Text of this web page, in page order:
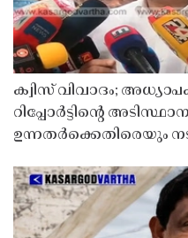
ക്വിസ് വിവാദം;
റിപ്പോർട്ടിൻ്റെ
ഉന്നതർക്കെതിരെയും